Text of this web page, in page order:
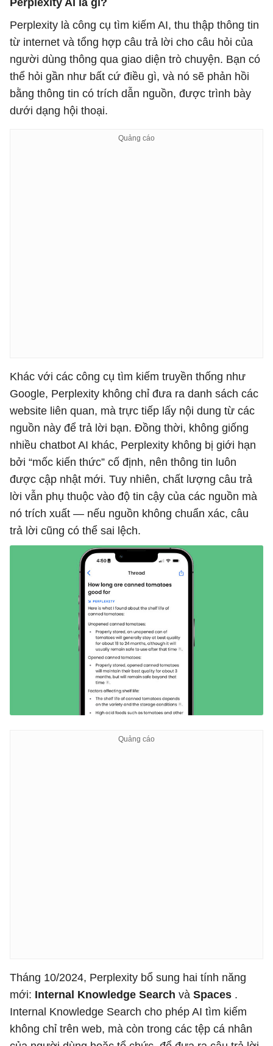
Perplexity AI là gì?
Perplexity là công cụ tìm kiếm AI, thu thập thông tin
từ internet và tổng hợp câu trả lời cho câu hỏi của
người dùng thông qua giao diện trò chuyện. Bạn có
thể hỏi gần như bất cứ điều gì, và nó sẽ phản hồi
bằng thông tin có trích dẫn nguồn, được trình bày
dưới dạng hội thoại.
Khác với các công cụ tìm kiếm truyền thống như
Google, Perplexity không chỉ đưa ra danh sách các
website liên quan, mà trực tiếp lấy nội dung từ các
nguồn này để trả lời bạn. Đồng thời, không giống
nhiều chatbot AI khác, Perplexity không bị giới hạn
bởi “mốc kiến thức” cố định, nên thông tin luôn
được cập nhật mới. Tuy nhiên, chất lượng câu trả
lời vẫn phụ thuộc vào độ tin cậy của các nguồn mà
nó trích xuất — nếu nguồn không chuẩn xác, câu
trả lời cũng có thể sai lệch.
Tháng 10/2024, Perplexity bổ sung hai tính năng
mới: Internal Knowledge Search và Spaces .
Internal Knowledge Search cho phép AI tìm kiếm
không chỉ trên web, mà còn trong các tệp cá nhân